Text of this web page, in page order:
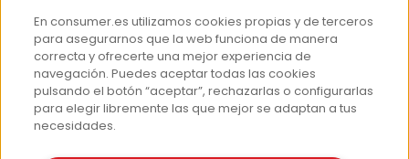
Hemeroteca
Contacto
Prensa
Corpus Lingüístico Consumer
En consumer.es utilizamos cookies propias y de terceros
para asegurarnos que la web funciona de manera
correcta y ofrecerte una mejor experiencia de
navegación. Puedes aceptar todas las cookies
pulsando el botón “aceptar”, rechazarlas o configurarlas
para elegir libremente las que mejor se adaptan a tus
necesidades.